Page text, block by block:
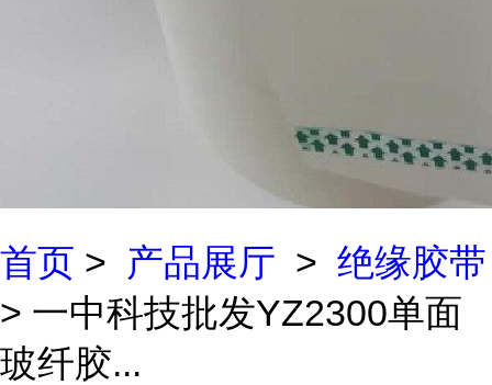
首页 > 产品展厅 > 绝缘胶带
> 一中科技批发YZ2300单面
玻纤胶...